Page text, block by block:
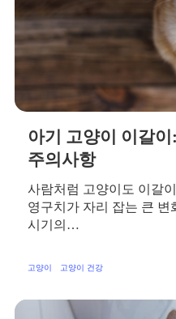
고양이 고양이 건강
아기 고양이 이갈
주의사항
사람처럼 고양이도 이갈
영구치가 자리 잡는 큰 변
시기의…